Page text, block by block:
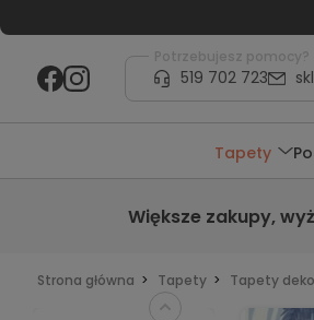
Potrzebujesz pomocy?
519 702 723
Tapety
Większe zakupy,
Strona główna Tapety Tapety